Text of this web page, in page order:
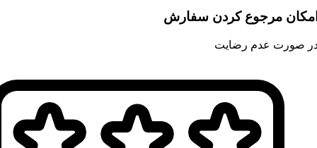
مرجوع کردن سفارش
صورت عدم رضایت